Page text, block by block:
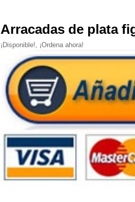
Arracadas de plata
¡Disponible!, ¡Ordena ahora!